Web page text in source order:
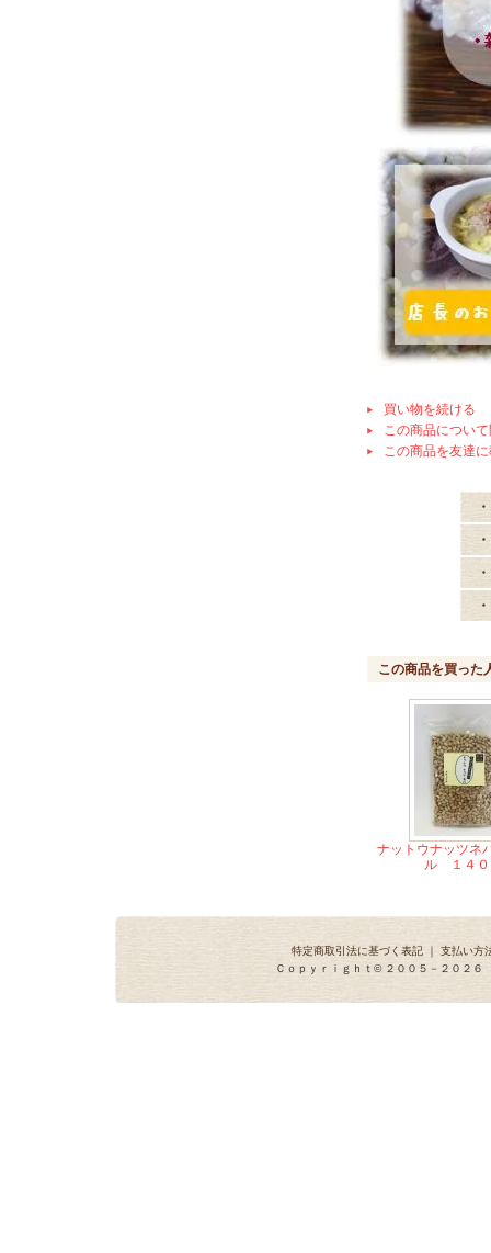
買い物を続ける
この商品につい
この商品を友達
この商品を買った
ナットウナッツネ
ル １４０
特定商取引法に基づく表記 ｜ 支払い方
Ｃｏｐｙｒｉｇｈｔ© ２００５－２０